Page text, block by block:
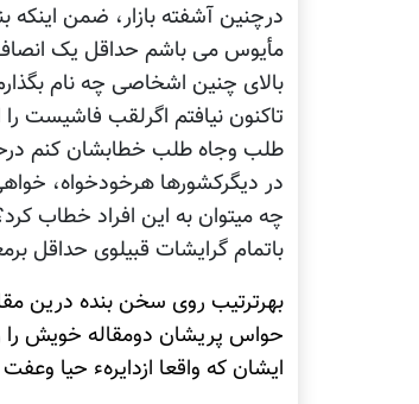
درچنین آشفته بازار، ضمن اینکه
مأیوس می باشم حداقل یک انصاف
بالای چنین اشخاصی چه نام
تاکنون نیافتم اگرلقب فاشیست
طلب وجاه طلب خطابشان کنم
در دیگرکشورها هرخودخواه،
چه میتوان به این افراد خطاب
باتمام گرایشات قبیلوی حداقل
بهرترتیب روی سخن بنده درین
حواس پریشان دومقاله خویش را
ایشان که واقعا ازدایرهء حیا